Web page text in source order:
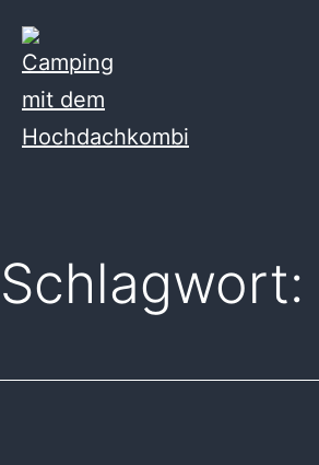
Inhalt
springen
Hochdachkombi
Schlagwort: